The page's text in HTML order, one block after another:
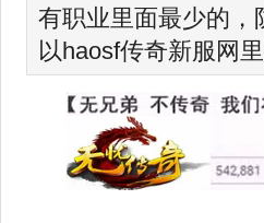
有职业里面最少的，
以haosf传奇新服网